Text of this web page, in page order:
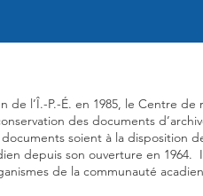
de l’Î.-P.-É. en 1985, le Centre
des documents
soient à la
depuis son ouverture en
de la communauté